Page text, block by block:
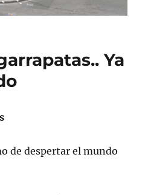
Ya
de despertar el mundo